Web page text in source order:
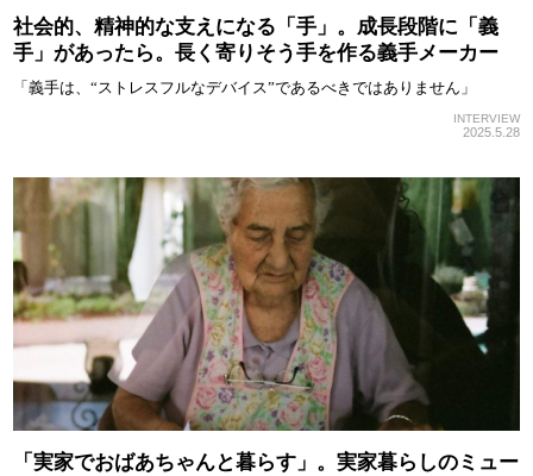
社会的、精神的な支えになる「手」。成長段階に「義
手」があったら。長く寄りそう手を作る義手メーカー
「義手は、“ストレスフルなデバイス”であるべきではありません」
INTERVIEW
2025.5.28
「実家でおばあちゃんと暮らす」。実家暮らしのミュー